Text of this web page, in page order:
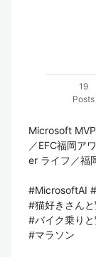
19
Posts
Microsoft
／EFC福岡ア
er ライフ／福
#MicrosoftAI
#猫好きさん
#バイク乗り
#マラソン